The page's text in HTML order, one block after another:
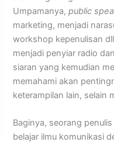
Umpamanya,public
marketing, menjadi
workshop kepenulisan
menjadi penyiar radio
siaran yang kemudian
memahami akan
keterampilan lain, selain
Baginya, seorang
belajar ilmu komunikasi